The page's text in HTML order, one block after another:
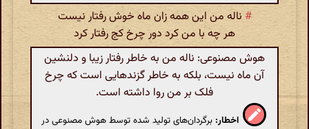
# ناله من این همه زان ماه خوش رفتار نیست
هر چه با من کرد دور چرخ کج رفتار کرد
هوش مصنوعی: ناله من به خاطر رفتار زیبا و دلنشین
آن ماه نیست، بلکه به خاطر گزندهایی است که چرخ
فلک بر من روا داشته است.
اخطار: برگردان‌های تولید شده توسط هوش مصنوعی در